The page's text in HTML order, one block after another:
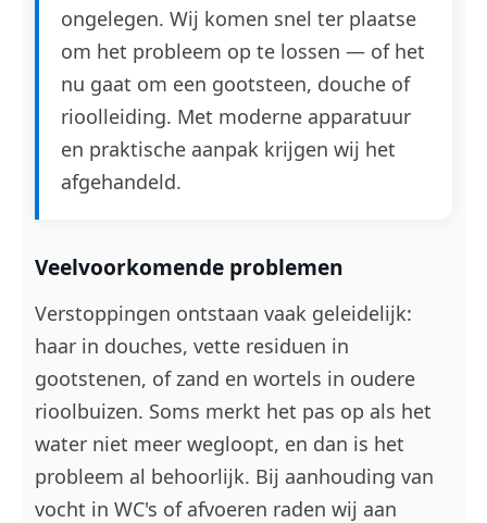
ongelegen. Wij komen snel ter plaatse
om het probleem op te lossen — of het
nu gaat om een gootsteen, douche of
rioolleiding. Met moderne apparatuur
en praktische aanpak krijgen wij het
afgehandeld.
Veelvoorkomende problemen
Verstoppingen ontstaan vaak geleidelijk:
haar in douches, vette residuen in
gootstenen, of zand en wortels in oudere
rioolbuizen. Soms merkt het pas op als het
water niet meer wegloopt, en dan is het
probleem al behoorlijk. Bij aanhouding van
vocht in WC's of afvoeren raden wij aan